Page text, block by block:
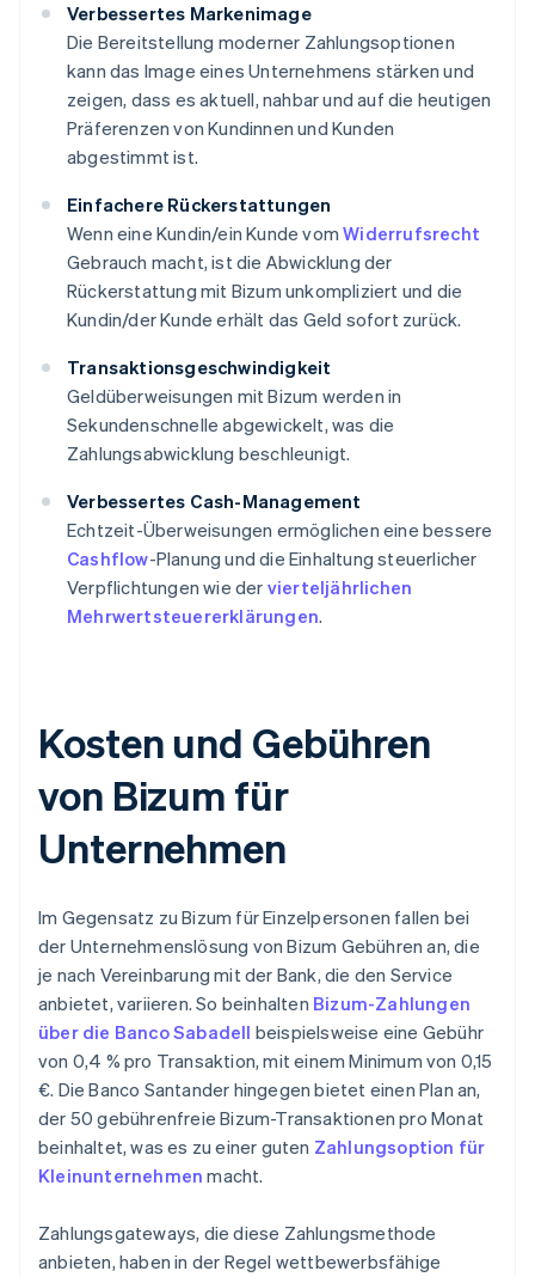
Verbessertes Markenimage
Die Bereitstellung moderner Zahlungsoptionen
kann das Image eines Unternehmens stärken und
zeigen, dass es aktuell, nahbar und auf die heutigen
Präferenzen von Kundinnen und Kunden
abgestimmt ist.
Einfachere Rückerstattungen
Wenn eine Kundin/ein Kunde vomWiderrufsrecht
Gebrauch macht, ist die Abwicklung der
Rückerstattung mit Bizum unkompliziert und die
Kundin/der Kunde erhält das Geld sofort zurück.
Transaktionsgeschwindigkeit
Geldüberweisungen mit Bizum werden in
Sekundenschnelle abgewickelt, was die
Zahlungsabwicklung beschleunigt.
Verbessertes Cash-Management
Echtzeit-Überweisungen ermöglichen eine bessere
Cashflow-Planung und die Einhaltung steuerlicher
Verpflichtungen wie der vierteljährlichen
Mehrwertsteuererklärungen.
Kosten und Gebühren
von Bizum für
Unternehmen
Im Gegensatz zu Bizum für Einzelpersonen fallen bei
der Unternehmenslösung von Bizum Gebühren an, die
je nach Vereinbarung mit der Bank, die den Service
anbietet, variieren. So beinhalten Bizum-Zahlungen
über die Banco Sabadell beispielsweise eine Gebühr
von 0,4 % pro Transaktion, mit einem Minimum von 0,15
€. Die Banco Santander hingegen bietet einen Plan an,
der 50 gebührenfreie Bizum-Transaktionen pro Monat
beinhaltet, was es zu einer guten Zahlungsoption für
Kleinunternehmen macht.
Zahlungsgateways, die diese Zahlungsmethode
anbieten, haben in der Regel wettbewerbsfähige